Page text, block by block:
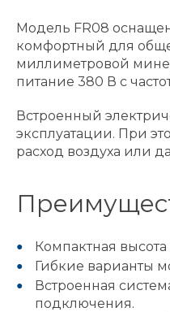
Модель FR08
комфортный для
миллиметровой
питание 380 В с
Встроенный
эксплуатации. При
расход воздуха или
Компактная
Гибкие варианты
Встроенная
подключения.